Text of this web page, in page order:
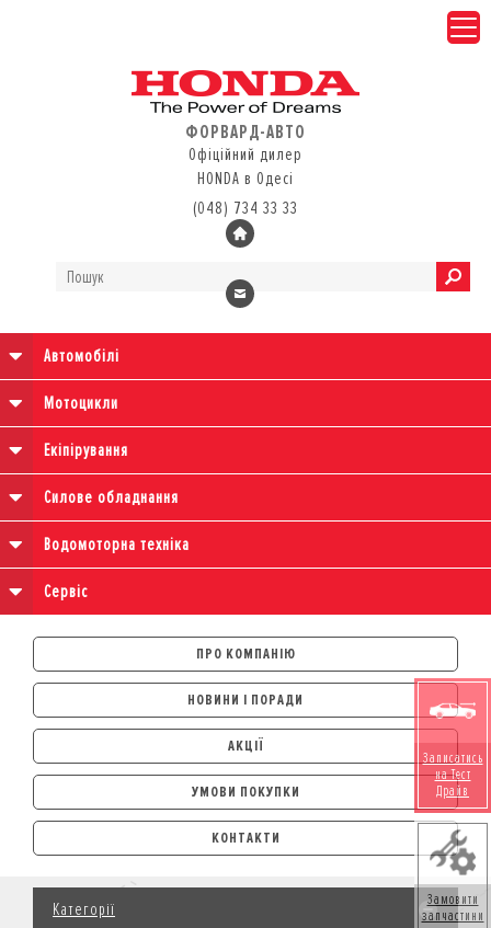
ФОРВАРД-АВТО
Офіційний дилер
HONDA в Одесі
(048) 734 33 33
Автомобілі
Мотоцикли
Екіпірування
Силове обладнання
Водомоторна техніка
Сервіс
ПРО КОМПАНІЮ
НОВИНИ І ПОРАДИ
АКЦІЇ
УМОВИ ПОКУПКИ
АВТОМОБІЛІ
ЛІЗИНГ
КРЕДИТ
СТРАХУВАННЯ
КОНТАКТИ
Записатись
на Тест
Драйв
Замовити
запчастини
Категорії